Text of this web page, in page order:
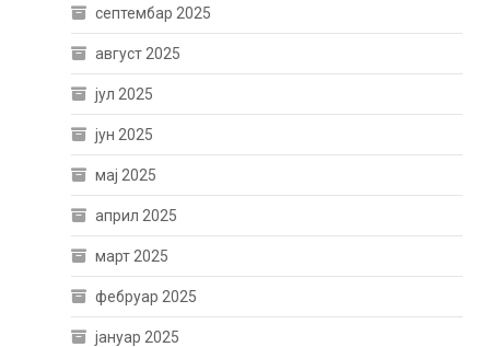
септембар 2025
август 2025
јул 2025
јун 2025
мај 2025
април 2025
март 2025
фебруар 2025
јануар 2025